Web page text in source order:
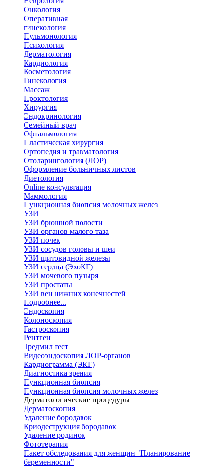
Онкология
Оперативная
гинекология
Пульмонология
Психология
Дерматология
Кардиология
Косметология
Гинекология
Массаж
Проктология
Хирургия
Эндокринология
Семейный врач
Офтальмология
Пластическая хирургия
Ортопедия и травматология
Отоларингология (ЛОР)
Оформление больничных листов
Диетология
Online консультация
Маммология
Пункционная биопсия молочных желез
УЗИ
УЗИ брюшной полости
УЗИ органов малого таза
УЗИ почек
УЗИ сосудов головы и шеи
УЗИ щитовидной железы
УЗИ сердца (ЭхоКГ)
УЗИ мочевого пузыря
УЗИ простаты
УЗИ вен нижних конечностей
Подробнее...
Эндоскопия
Колоноскопия
Гастроскопия
Рентген
Тредмил тест
Видеоэндоскопия ЛОР-органов
Кардиограмма (ЭКГ)
Диагностика зрения
Пункционная биопсия
Пункционная биопсия молочных желез
Дерматологические процедуры
Дерматоскопия
Удаление бородавок
Криодеструкция бородавок
Удаление родинок
Фототерапия
Пакет обследования для женщин "Планирование
беременности"